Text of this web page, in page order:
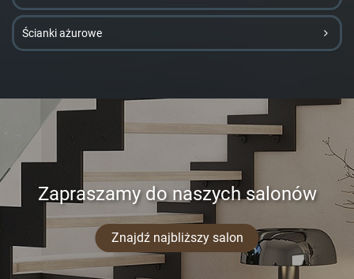
Ścianki ażurowe
Zapraszamy do naszych salonów
Znajdź najbliższy salon